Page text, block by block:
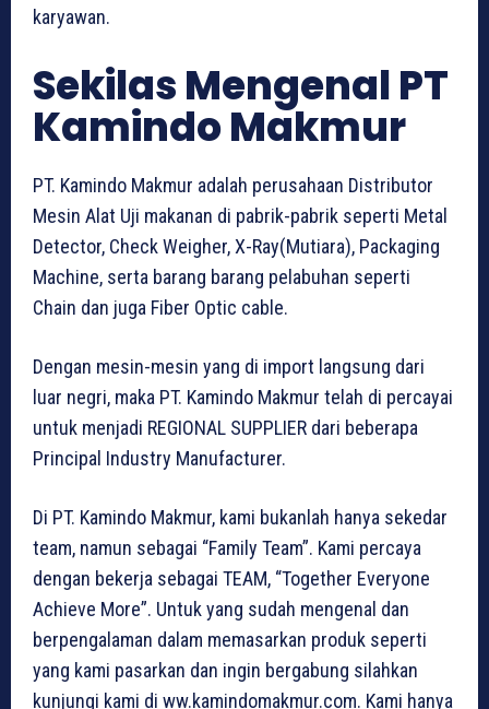
karyawan.
Sekilas Mengenal PT
Kamindo Makmur
PT. Kamindo Makmur adalah perusahaan Distributor
Mesin Alat Uji makanan di pabrik-pabrik seperti Metal
Detector, Check Weigher, X-Ray(Mutiara), Packaging
Machine, serta barang barang pelabuhan seperti
Chain dan juga Fiber Optic cable.
Dengan mesin-mesin yang di import langsung dari
luar negri, maka PT. Kamindo Makmur telah di percayai
untuk menjadi REGIONAL SUPPLIER dari beberapa
Principal Industry Manufacturer.
Di PT. Kamindo Makmur, kami bukanlah hanya sekedar
team, namun sebagai “Family Team”. Kami percaya
dengan bekerja sebagai TEAM, “Together Everyone
Achieve More”. Untuk yang sudah mengenal dan
berpengalaman dalam memasarkan produk seperti
yang kami pasarkan dan ingin bergabung silahkan
kunjungi kami di ww.kamindomakmur.com. Kami hanya